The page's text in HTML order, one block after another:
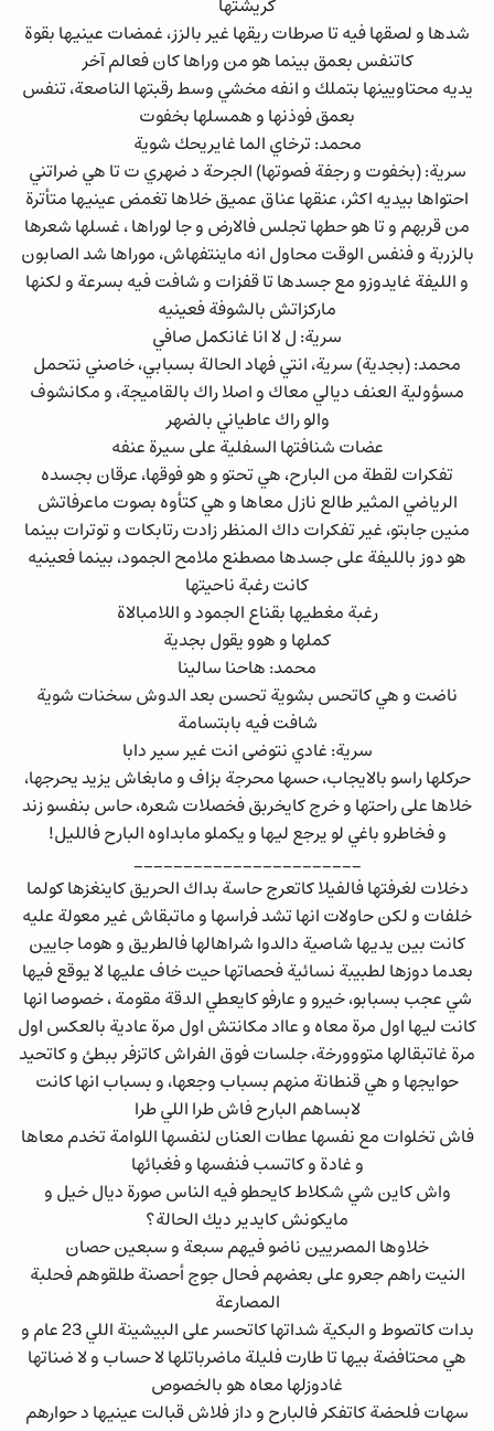
كريشتها
شدها و لصقها فيه تا صرطات ريقها غير بالزز، غمضات عينيها بقوة
كاتنفس بعمق بينما هو من وراها كان فعالم آخر
يديه محتاويينها بتملك و انفه مخشي وسط رقبتها الناصعة، تنفس
بعمق فوذنها و همسلها بخفوت
محمد: ترخاي الما غايريحك شوية
سرية: (بخفوت و رجفة فصوتها) الجرحة د ضهري ت تا هي ضراتني
احتواها بيديه اكثر، عنقها عناق عميق خلاها تغمض عينيها متأترة
من قربهم و تا هو حطها تجلس فالارض و جا لوراها ، غسلها شعرها
بالزربة و فنفس الوقت محاول انه ماينتفهاش، موراها شد الصابون
و الليفة غايدوزو مع جسدها تا قفزات و شافت فيه بسرعة و لكنها
ماركزاتش بالشوفة فعينيه
سرية: ل لا انا غانكمل صافي
محمد: (بجدية) سرية، انتي فهاد الحالة بسبابي، خاصني نتحمل
مسؤولية العنف ديالي معاك و اصلا راك بالقاميجة، و مكانشوف
والو راك عاطياني بالضهر
عضات شنافتها السفلية على سيرة عنفه
تفكرات لقطة من البارح، هي تحتو و هو فوقها، عرقان بجسده
الرياضي المثير طالع نازل معاها و هي كتأوه بصوت ماعرفاتش
منين جابتو، غير تفكرات داك المنظر زادت رتابكات و توترات بينما
هو دوز بالليفة على جسدها مصطنع ملامح الجمود، بينما فعينيه
كانت رغبة ناحيتها
رغبة مغطيها بقناع الجمود و اللامبالاة
كملها و هوو يقول بجدية
محمد: هاحنا سالينا
ناضت و هي كاتحس بشوية تحسن بعد الدوش سخنات شوية
شافت فيه بابتسامة
سرية: غادي نتوضى انت غير سير دابا
حركلها راسو بالايجاب، حسها محرجة بزاف و مابغاش يزيد يحرجها،
خلاها على راحتها و خرج كايخربق فخصلات شعره، حاس بنفسو زند
و فخاطرو باغي لو يرجع ليها و يكملو مابداوه البارح فالليل!
_______________________
دخلات لغرفتها فالفيلا كاتعرج حاسة بداك الحريق كاينغزها كولما
خلفات و لكن حاولات انها تشد فراسها و ماتبقاش غير معولة عليه
كانت بين يديها شاصية دالدوا شراهالها فالطريق و هوما جايين
بعدما دوزها لطبيبة نسائية فحصاتها حيت خاف عليها لا يوقع فيها
شي عجب بسبابو، خيرو و عارفو كايعطي الدقة مقومة ، خصوصا انها
كانت ليها اول مرة معاه و عااد مكانتش اول مرة عادية بالعكس اول
مرة غاتبقالها متووورخة، جلسات فوق الفراش كاتزفر ببطئ و كاتحيد
حوايجها و هي قنطانة منهم بسباب وجعها، و بسباب انها كانت
لابساهم البارح فاش طرا اللي طرا
فاش تخلوات مع نفسها عطات العنان لنفسها اللوامة تخدم معاها
و غادة و كاتسب فنفسها و فغبائها
واش كاين شي شكلاط كايحطو فيه الناس صورة ديال خيل و
مايكونش كايدير ديك الحالة؟
خلاوها المصريين ناضو فيهم سبعة و سبعين حصان
النيت راهم جعرو على بعضهم فحال جوج أحصنة طلقوهم فحلبة
المصارعة
بدات كاتصوط و البكية شداتها كاتحسر على البيشينة اللي 23 عام و
هي محتافضة بيها تا طارت فليلة ماضرباتلها لا حساب و لا ضناتها
غادوزلها معاه هو بالخصوص
سهات فلحضة كاتفكر فالبارح و داز فلاش قبالت عينيها د حوارهم